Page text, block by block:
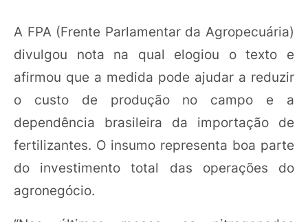
A FPA (Frente Parlamentar da Agropecuária)
divulgou nota na qual elogiou o texto e
afirmou que a medida pode ajudar a reduzir
o custo de produção no campo e a
dependência brasileira da importação de
fertilizantes. O insumo representa boa parte
do investimento total das operações do
agronegócio.